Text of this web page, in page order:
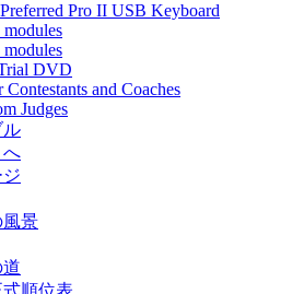
Pro II USB Keyboard
DVD
and Coaches
Judges
ル
へ
風景
順位表